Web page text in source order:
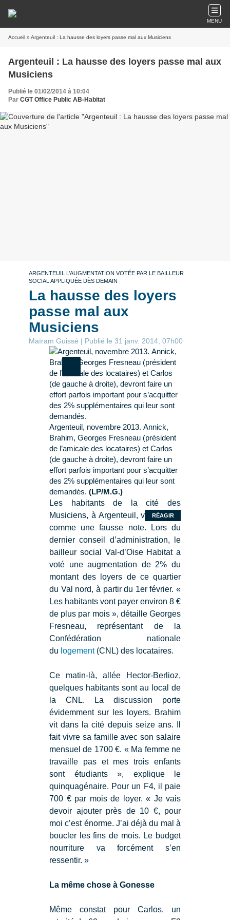
MENU
Accueil » Argenteuil : La hausse des loyers passe mal aux Musiciens
Argenteuil : La hausse des loyers passe mal aux
Musiciens
Publié le 01/02/2014 à 10:04
Par CGT Office Public AB-Habitat
ARGENTEUIL L’AUGMENTATION VOTÉE PAR LE BAILLEUR
SOCIAL APPLIQUÉE DÈS DEMAIN
La hausse des loyers
passe mal aux
Musiciens
Maïram Guissé | Publié le 31 janv. 2014, 07h00
RÉAGIR
Argenteuil, novembre 2013. Annick,
Brahim, Georges Fresneau (président
de l’amicale des locataires) et Carlos
(de gauche à droite), devront faire un
effort parfois important pour s’acquitter
des 2% supplémentaires qui leur sont
demandés. (LP/M.G.)
Les habitants de la cité des
Musiciens, à Argenteuil, vivent cela
comme une fausse note. Lors du
dernier conseil d’administration, le
bailleur social Val-d’Oise Habitat a
voté une augmentation de 2% du
montant des loyers de ce quartier
du Val nord, à partir du 1er février. «
Les habitants vont payer environ 8 €
de plus par mois », détaille Georges
Fresneau, représentant de la
Confédération nationale
du logement(CNL) des locataires.
Ce matin-là, allée Hector-Berlioz,
quelques habitants sont au local de
la CNL. La discussion porte
évidemment sur les loyers. Brahim
vit dans la cité depuis seize ans. Il
fait vivre sa famille avec son salaire
mensuel de 1700 €. « Ma femme ne
travaille pas et mes trois enfants
sont étudiants », explique le
quinquagénaire. Pour un F4, il paie
700 € par mois de loyer. « Je vais
devoir ajouter près de 10 €, pour
moi c’est énorme. J’ai déjà du mal à
boucler les fins de mois. Le budget
nourriture va forcément s’en
ressentir. »
La même chose à Gonesse
Même constat pour Carlos, un